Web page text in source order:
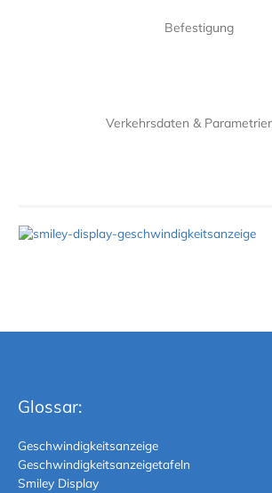
Befestigung
Verkehrsdaten &
Glossar:
Geschwindigkeitsanzeige
Geschwindigkeitsanzeigetafeln
Smiley Display